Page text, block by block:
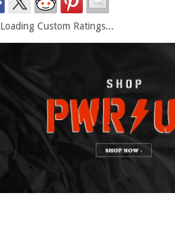
Loading Custom Ratings...